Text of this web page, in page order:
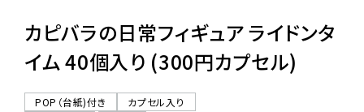
06-6282-7659
カピバラの日常フィギュア ライドンタ
イム 40個入り (300円カプセル)
POP（台紙)付き
カプセル入り